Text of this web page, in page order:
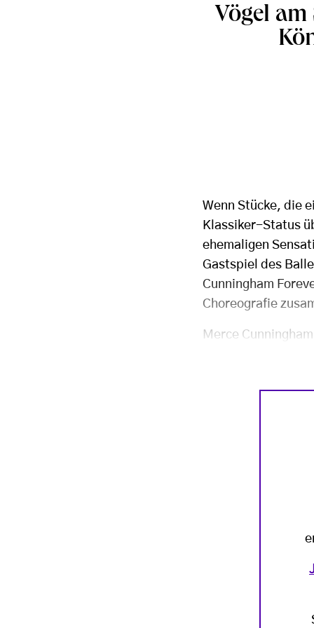
Vögel
Wenn Stücke, die
Klassiker-Status
ehemaligen
Gastspiel des
Cunningham
Choreografie
Merce